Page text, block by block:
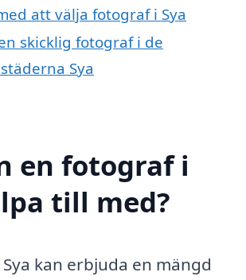
att välja fotograf i Sya
skicklig fotograf i de
Sya
en fotograf i
till med?
kan erbjuda en mängd